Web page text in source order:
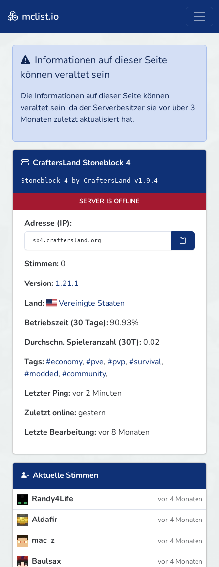
mclist.io
Informationen auf dieser Seite
können veraltet sein
Die Informationen auf dieser Seite können
veraltet sein, da der Serverbesitzer sie vor über 3
Monaten zuletzt aktualisiert hat.
CraftersLand Stoneblock 4
SERVER IS OFFLINE
Adresse (IP):
Stimmen:0
Version: 1.21.1
Land:
Vereinigte Staaten
Betriebszeit (30 Tage):90.93%
Durchschn. Spieleranzahl (30T):0.02
Tags:#economy, #pve, #pvp, #survival,
#modded, #community,
Letzter Ping:vor 2 Minuten
Zuletzt online:gestern
Letzte Bearbeitung:vor 8 Monaten
Aktuelle Stimmen
Randy4Life vor 4 Monaten
Aldafir vor 4 Monaten
mac_z vor 4 Monaten
Baulsax vor 4 Monaten